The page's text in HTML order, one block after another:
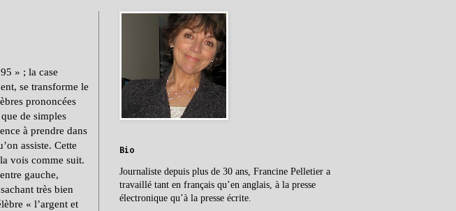
» ; la case
se transforme le
prononcées
de simples
à prendre dans
assiste. Cette
vois comme suit.
gauche,
très bien
« l’argent et
Bio
Journaliste depuis plus de 30 ans, Francine Pelletier a
travaillé tant en français qu’en anglais, à la presse
électronique qu’à la presse écrite.